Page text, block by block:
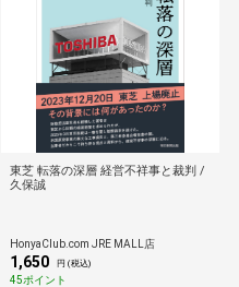
東芝 転落の深層 経営不祥事と裁判 /
久保誠
HonyaClub.com JRE MALL店
1,650 円 (税込)
45ポイント